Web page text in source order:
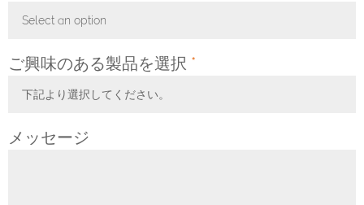
Select an option
ご興味のある製品を選択 *
下記より選択してください。
メッセージ